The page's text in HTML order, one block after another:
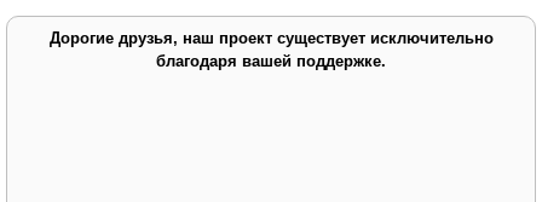
Дорогие друзья, наш проект существует исключительно
благодаря вашей поддержке.